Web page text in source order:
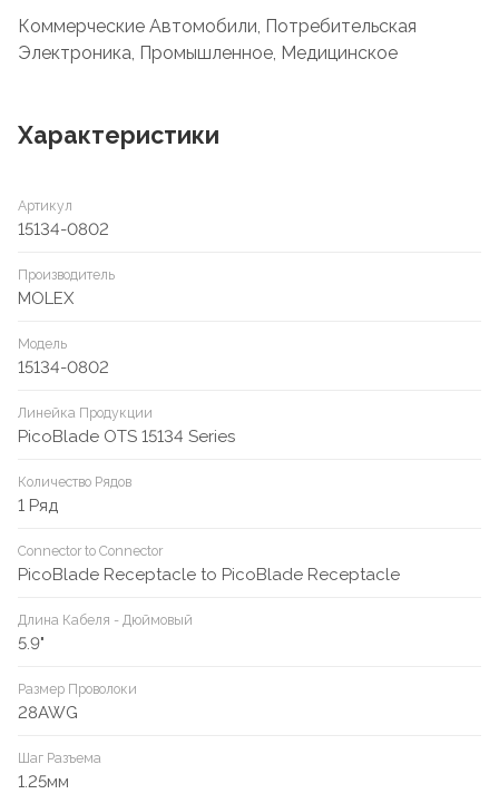
Коммерческие Автомобили, Потребительская
Электроника, Промышленное, Медицинское
Характеристики
Артикул
15134-0802
Производитель
MOLEX
Модель
15134-0802
Линейка Продукции
PicoBlade OTS 15134 Series
Количество Рядов
1 Ряд
Connector to Connector
PicoBlade Receptacle to PicoBlade Receptacle
Длина Кабеля - Дюймовый
5.9"
Размер Проволоки
28AWG
Шаг Разъема
1.25мм